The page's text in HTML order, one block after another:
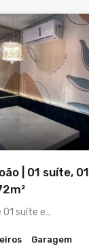
| 01 suíte, 01
suíte e…
Garagem